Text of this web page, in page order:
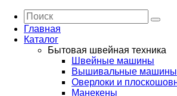
Главная
Каталог
Бытовая швейная техника
Швейные машины
Вышивальные машины
Оверлоки и
Манекены